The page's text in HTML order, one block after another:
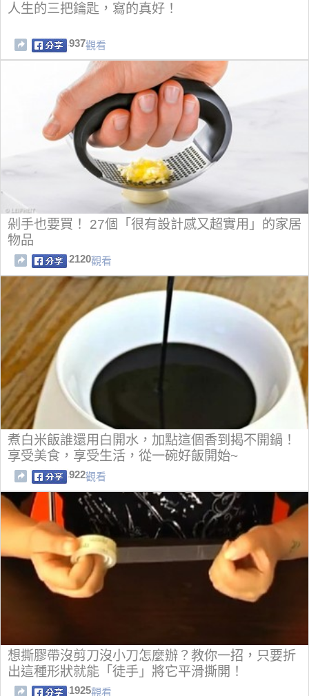
人生的三把鑰匙，寫的真好！
937觀看
剁手也要買！ 27個「很有設計感又超實用」的家居
物品
2120觀看
煮白米飯誰還用白開水，加點這個香到揭不開鍋！
享受美食，享受生活，從一碗好飯開始~
922觀看
想撕膠帶沒剪刀沒小刀怎麼辦？教你一招，只要折
出這種形狀就能「徒手」將它平滑撕開！
1925觀看